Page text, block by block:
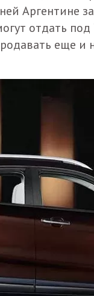
Аргентине
отдать под
еще